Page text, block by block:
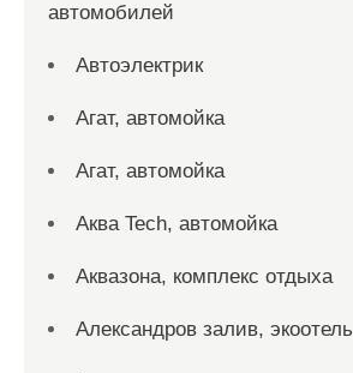
автомобилей
Автоэлектрик
Агат, автомойка
Агат, автомойка
Аква Tech, автомойка
Аквазона, комплекс отдыха
Александров залив, экоотель